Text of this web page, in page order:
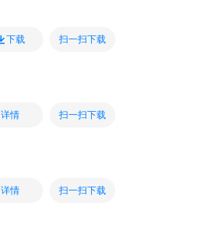
下载 扫一扫下载
详情 扫一扫下载
详情 扫一扫下载